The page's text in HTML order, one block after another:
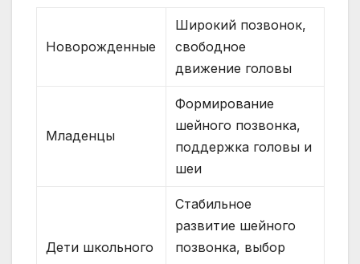
Новорожденные
Широкий позвонок,
свободное
движение головы
Младенцы
Формирование
шейного позвонка,
поддержка головы и
шеи
Дети школьного
Стабильное
развитие шейного
позвонка, выбор